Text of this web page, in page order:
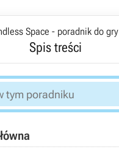
Space - poradnik do gry
Spis treści